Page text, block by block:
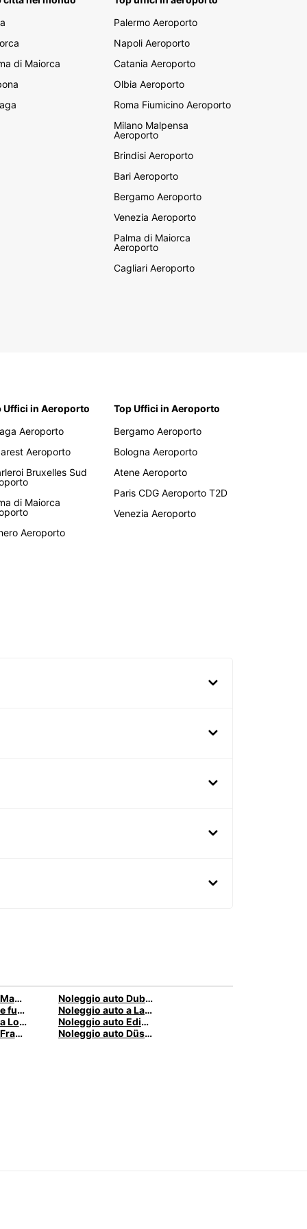
di Maiorca
Palermo Aeroporto
Napoli Aeroporto
Catania Aeroporto
Olbia Aeroporto
Roma Fiumicino Aeroporto
Milano Malpensa
Aeroporto
Brindisi Aeroporto
Bari Aeroporto
Bergamo Aeroporto
Venezia Aeroporto
Palma di Maiorca
Aeroporto
Cagliari Aeroporto
Uffici in Aeroporto
Aeroporto
Aeroporto
Bruxelles Sud
di Maiorca
Aeroporto
Top Uffici in Aeroporto
Bergamo Aeroporto
Bologna Aeroporto
Atene Aeroporto
Paris CDG Aeroporto T2D
Venezia Aeroporto
Noleggio auto Madrid
Noleggio auto Dublino
Noleggio auto e furgoni a Pescara
Noleggio auto a Lamezia Terme, Italia
Noleggio auto a Londra
Noleggio auto Edimburgo
Noleggio auto Francoforte
Noleggio auto Düsseldorf